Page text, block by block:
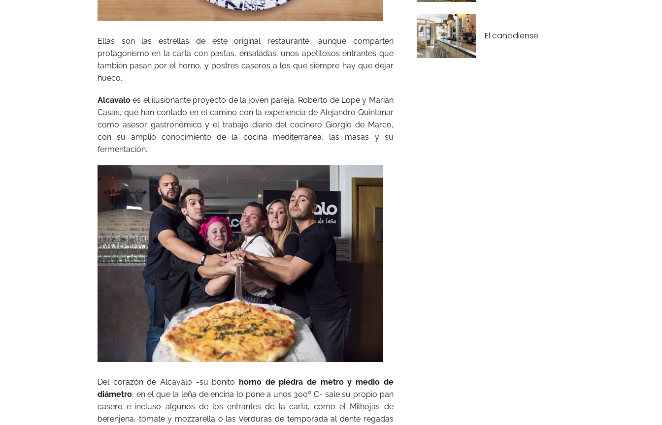
Ellas son las estrellas de este original restaurante, aunque comparten
protagonismo en la carta con pastas, ensaladas, unos apetitosos entrantes que
también pasan por el horno, y postres caseros a los que siempre hay que dejar
hueco.
Alcavalo es el ilusionante proyecto de la joven pareja, Roberto de Lope y Marian
Casas, que han contado en el camino con la experiencia de Alejandro Quintanar
como asesor gastronómico y el trabajo diario del cocinero Giorgio de Marco,
con su amplio conocimiento de la cocina mediterránea, las masas y su
fermentación.
Del corazón de Alcavalo -su bonito horno de piedra de metro y medio de
diámetro, en el que la leña de encina lo pone a unos 300º C- sale su propio pan
casero e incluso algunos de los entrantes de la carta, como el Milhojas de
berenjena, tomate y mozzarella o las Verduras de temporada al dente regadas
El canadiense